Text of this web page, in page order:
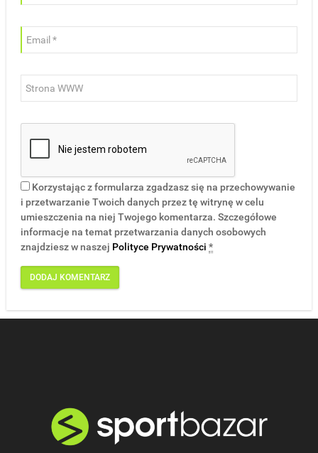
Korzystając z formularza zgadzasz się na przechowywanie
i przetwarzanie Twoich danych przez tę witrynę w celu
umieszczenia na niej Twojego komentarza. Szczegółowe
informacje na temat przetwarzania danych osobowych
znajdziesz w naszej Polityce Prywatności *